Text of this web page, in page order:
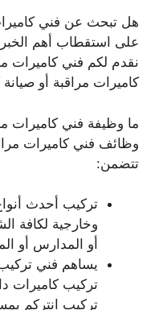
هل تبحث عن فني
على استقطاب أهم
نقدم لكم فني كاميرات
كاميرات مراقبة أو
ما وظيفة فني كاميرات
وظائف فني كاميرات
تتضمن:
تركيب أحدث
وخارجية لكافة
أو المدارس أو
يساهم فني
تركيب كاميرات
تركيب انتركم